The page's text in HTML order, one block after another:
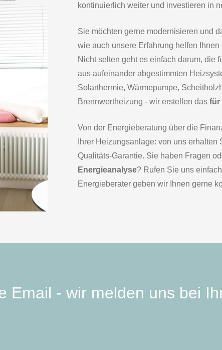
kontinuierlich weiter und investieren in
Sie möchten gerne modernisieren und
wie auch unsere Erfahrung helfen
Nicht selten geht es einfach darum, die
aus aufeinander abgestimmten
Solarthermie, Wärmepumpe,
Brennwertheizung - wir erstellen das für
Von der Energieberatung über die
Ihrer Heizungsanlage: von uns erhalten
Qualitäts-Garantie. Sie haben Fragen
Energieanalyse? Rufen Sie uns
Energieberater geben wir Ihnen gerne
Email - wir melden uns bei